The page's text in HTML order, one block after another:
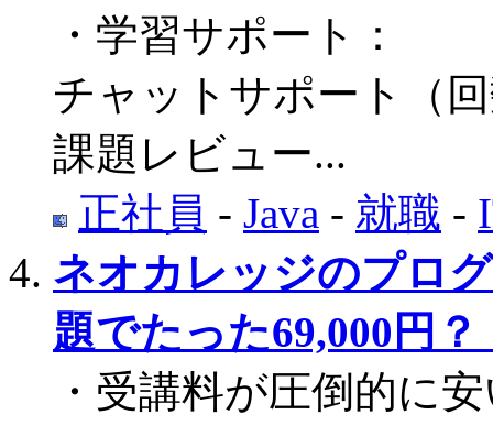
・学習サポート：
チャットサポート（
課題レビュー...
正社員 - Java - 就職 -
ネオカレッジのプロ
題でたった69,000円？
・受講料が圧倒的に